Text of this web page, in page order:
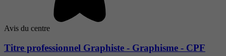
Avis du centre
Titre professionnel Graphiste - Graphisme - CPF